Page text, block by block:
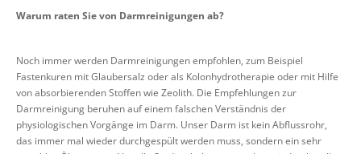
Warum raten Sie von Darmreinigungen ab?
Noch immer werden Darmreinigungen empfohlen, zum Beispiel
Fastenkuren mit Glaubersalz oder als Kolonhydrotherapie oder mit Hilfe
von absorbierenden Stoffen wie Zeolith. Die Empfehlungen zur
Darmreinigung beruhen auf einem falschen Verständnis der
physiologischen Vorgänge im Darm. Unser Darm ist kein Abflussrohr,
das immer mal wieder durchgespült werden muss, sondern ein sehr